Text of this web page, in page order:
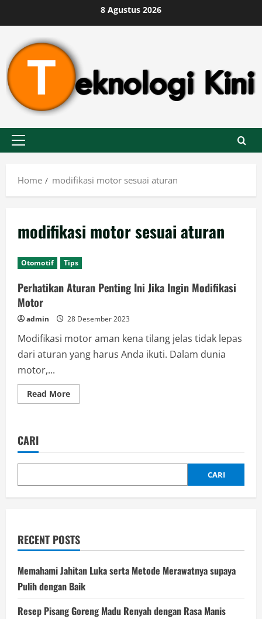
to
content
8 Agustus 2026
Primary
Home
modifikasi motor sesuai aturan
modifikasi motor sesuai aturan
Otomotif Tips
Perhatikan Aturan Penting Ini Jika Ingin Modifikasi
Motor
admin 28 Desember 2023
Modifikasi motor aman kena tilang jelas tidak lepas
dari aturan yang harus Anda ikuti. Dalam dunia
motor,...
Read MoreRead
more
Jika
Modifikasi
CARI
CARI
RECENT POSTS
Memahami Jahitan Luka serta Metode Merawatnya supaya
Pulih dengan Baik
Resep Pisang Goreng Madu Renyah dengan Rasa Manis